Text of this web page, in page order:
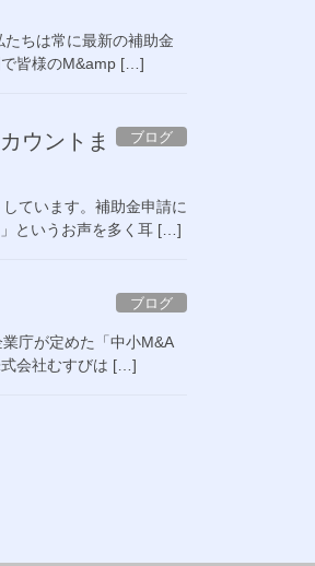
ちは常に最新の補助金
で皆様のM&amp […]
ブログ
ウントま
ています。補助金申請に
というお声を多く耳 […]
ブログ
庁が定めた「中小M&A
式会社むすびは […]